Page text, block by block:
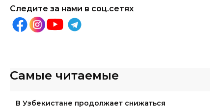
Следите за нами в соц.сетях
Самые читаемые
В Узбекистане продолжает снижаться